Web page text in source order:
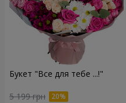
Букет "Все для тебе ...!"
5 199 грн